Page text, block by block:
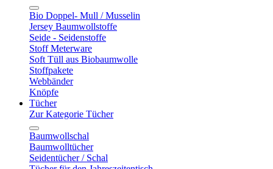
Bio Doppel- Mull / Musselin
Jersey Baumwollstoffe
Seide - Seidenstoffe
Stoff Meterware
Soft Tüll aus Biobaumwolle
Stoffpakete
Webbänder
Knöpfe
Tücher
Zur Kategorie Tücher
Baumwollschal
Baumwolltücher
Seidentücher / Schal